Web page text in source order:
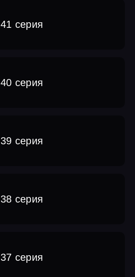
41 серия
40 серия
39 серия
38 серия
37 серия